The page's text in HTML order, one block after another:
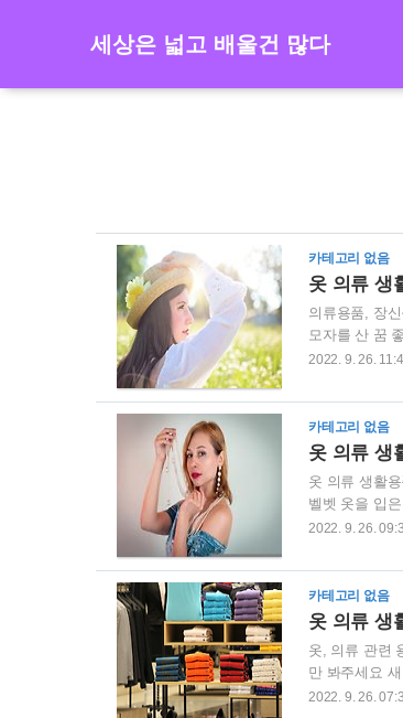
세상은 넓고 배울건 많다
카테고리 없음
옷 의류 생
의류용품, 장
모자를 산 꿈
나 모자 쓰는
을 받게 된다.
불길한 징조의
사귀게 된다.
2022. 9. 26.
카테고리 없음
옷 의류 생
옷 의류 생활
벨벳 옷을 입
람이 연달아
징조의 꿈이다
다. 벨벳을 구
병에 걸릴 꿈
2022. 9. 26.
카테고리 없음
옷 의류 생
옷, 의류 관련
만 봐주세요
조의 꿈이다.
2022. 9. 26.